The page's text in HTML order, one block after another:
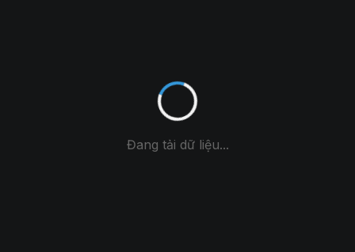
Đang tải dữ liệu...